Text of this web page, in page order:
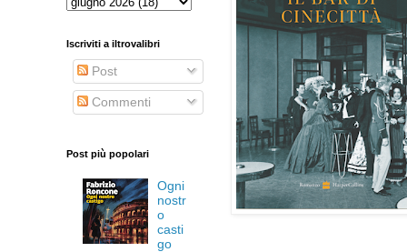
Iscriviti a iltrovalibri
Post
Commenti
Post più popolari
Ogni
nostr
o
casti
go